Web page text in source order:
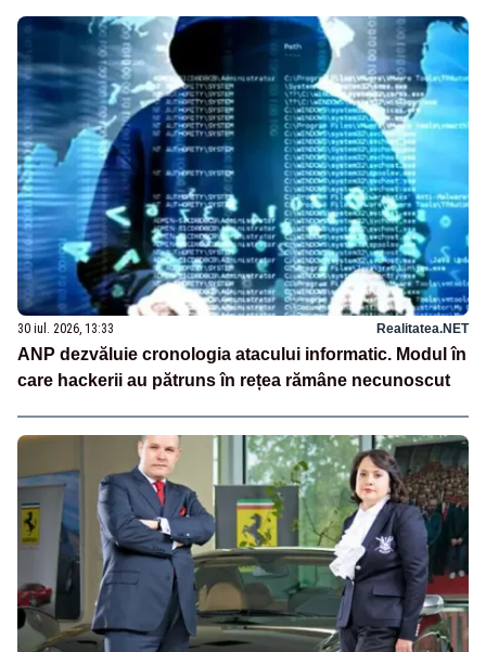
30 iul. 2026, 13:33 Realitatea.NET
ANP dezvăluie cronologia atacului informatic. Modul în
care hackerii au pătruns în rețea rămâne necunoscut